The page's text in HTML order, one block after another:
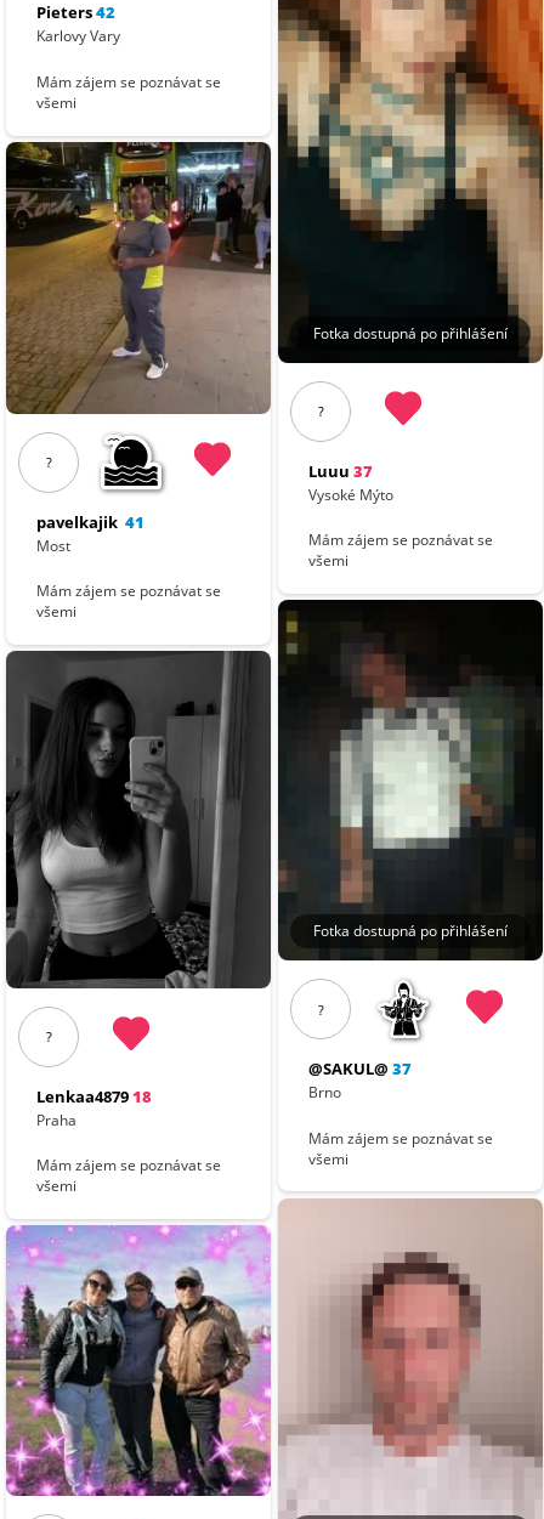
Pieters42
Karlovy Vary
Mám zájem se poznávat se
všemi
?
pavelkajik 41
Most
Mám zájem se poznávat se
všemi
?
Lenkaa487918
Praha
Mám zájem se poznávat se
všemi
Fotka dostupná po přihlášení
?
Luuu 37
Vysoké Mýto
Mám zájem se poznávat se
všemi
Fotka dostupná po přihlášení
?
@SAKUL@ 37
Brno
Mám zájem se poznávat se
všemi